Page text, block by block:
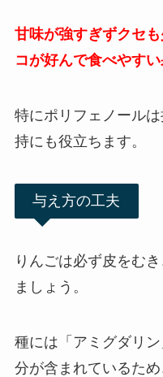
甘味が強すぎずクセ
コが好んで食べやす
特にポリフェノール
持にも役立ちます。
与え方の工夫
りんごは必ず皮をむ
ましょう。
種には「アミグダリ
分が含まれているた